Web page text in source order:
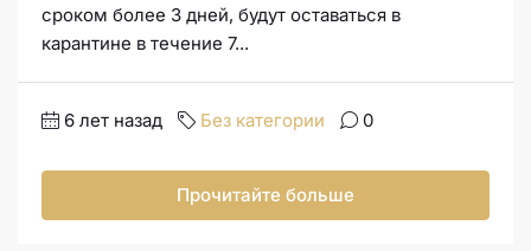
сроком более 3 дней, будут оставаться в
карантине в течение 7...
6 лет назад Без категории 0
Прочитайте больше